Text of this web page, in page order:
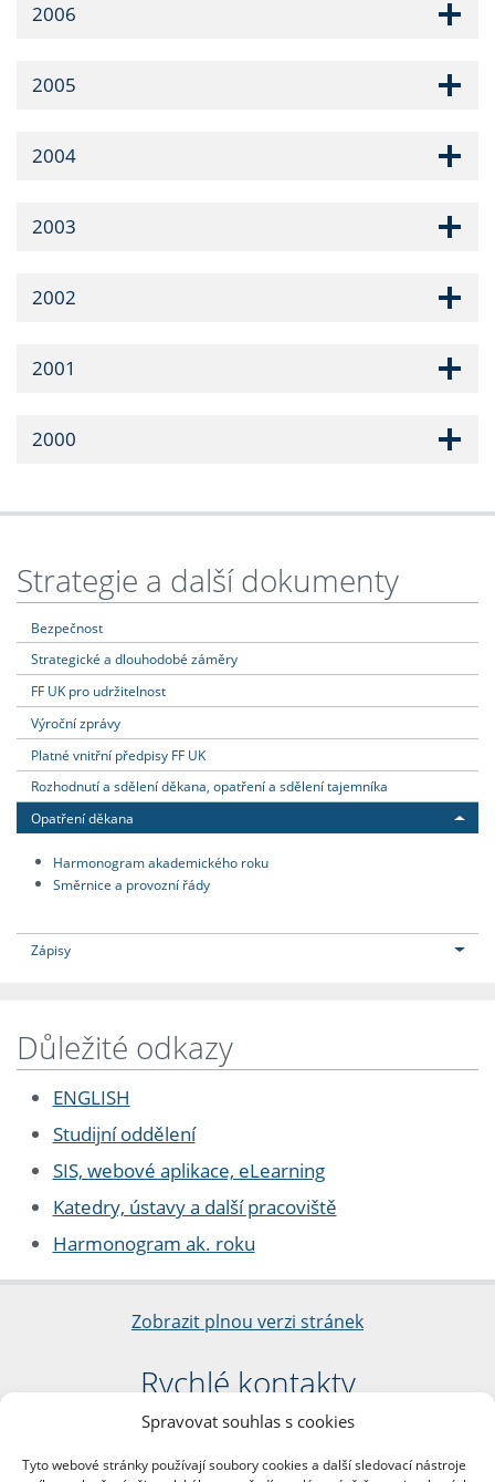
Spravovat souhlas s cookies
Tyto webové stránky používají soubory cookies a další sledovací nástroje
2006
2005
2004
2003
2002
2001
2000
Strategie a další dokumenty
Bezpečnost
Strategické a dlouhodobé záměry
FF UK pro udržitelnost
Výroční zprávy
Platné vnitřní předpisy FF UK
Rozhodnutí a sdělení děkana, opatření a sdělení tajemníka
Opatření děkana
Harmonogram akademického roku
Směrnice a provozní řády
Zápisy
Důležité odkazy
ENGLISH
Studijní oddělení
SIS, webové aplikace, eLearning
Katedry, ústavy a další pracoviště
Harmonogram ak. roku
Zobrazit plnou verzi stránek
Rychlé kontakty
Filozofická fakulta
nám. Jana Palacha 1/2